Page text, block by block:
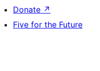
Donate ↗
Five for the Future